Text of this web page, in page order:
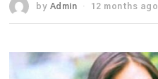
by Admin 12 months ago